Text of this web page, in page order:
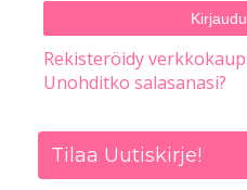
Rekisteröidy
Unohditko salasanasi?
Tilaa Uutiskirje!